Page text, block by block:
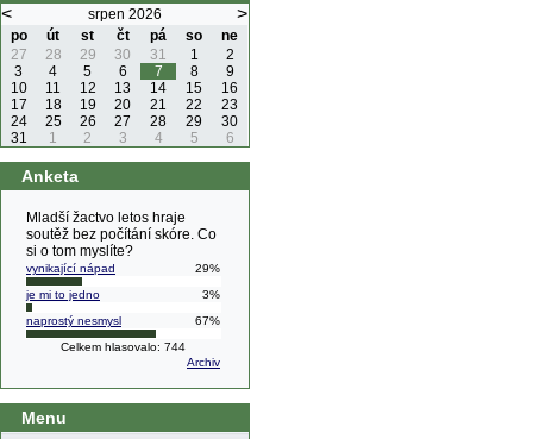
< srpen 2026 >
po út st čt pá so
ne
27
28 29 30 31 1
2
3
4 5 6 7 8
9
10
11 12 13 14 15
16
17
18 19 20 21 22
23
24
25 26 27 28 29
30
31
1 2 3 4 5 6
Anketa
Mladší žactvo letos hraje
soutěž bez počítání skóre. Co
si o tom myslíte?
vynikající nápad
29%
je mi to jedno
3%
naprostý nesmysl
67%
Celkem hlasovalo: 744
Archiv
Menu